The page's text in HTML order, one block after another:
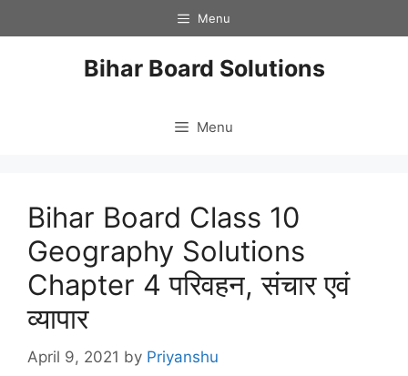
to
Menu
Bihar Board Solutions
Menu
Bihar Board Class 10
Geography Solutions
Chapter 4 परिवहन, संचार एवं
व्यापार
April 9, 2021 by Priyanshu